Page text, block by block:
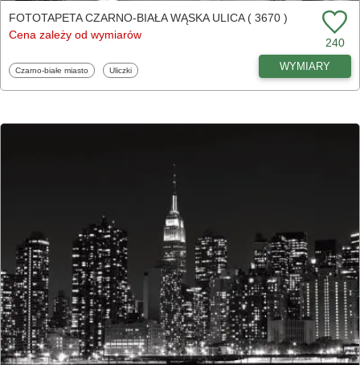
FOTOTAPETA CZARNO-BIAŁA WĄSKA ULICA ( 3670 )
Cena zależy od wymiarów
240
Fototapety
Czarno-białe miasto Fototapety
Uliczki WYMIARY